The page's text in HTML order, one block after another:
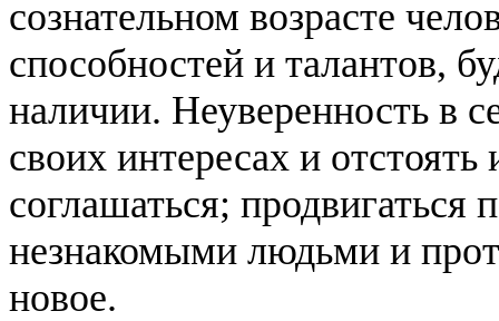
сознательном возрасте
способностей и талантов,
наличии. Неуверенность в
своих интересах и отстоять
соглашаться; продвигаться
незнакомыми людьми и
новое.